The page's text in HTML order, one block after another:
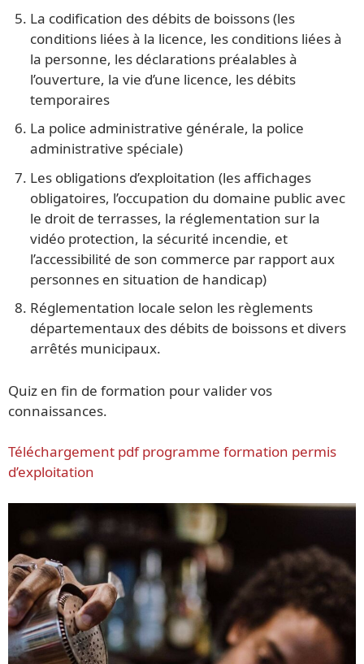
La codification des débits de boissons (les
conditions liées à la licence, les conditions liées à
la personne, les déclarations préalables à
l’ouverture, la vie d’une licence, les débits
temporaires
La police administrative générale, la police
administrative spéciale)
Les obligations d’exploitation (les affichages
obligatoires, l’occupation du domaine public avec
le droit de terrasses, la réglementation sur la
vidéo protection, la sécurité incendie, et
l’accessibilité de son commerce par rapport aux
personnes en situation de handicap)
Réglementation locale selon les règlements
départementaux des débits de boissons et divers
arrêtés municipaux.
Quiz en fin de formation pour valider vos
connaissances.
Téléchargement pdf programme formation permis
d’exploitation